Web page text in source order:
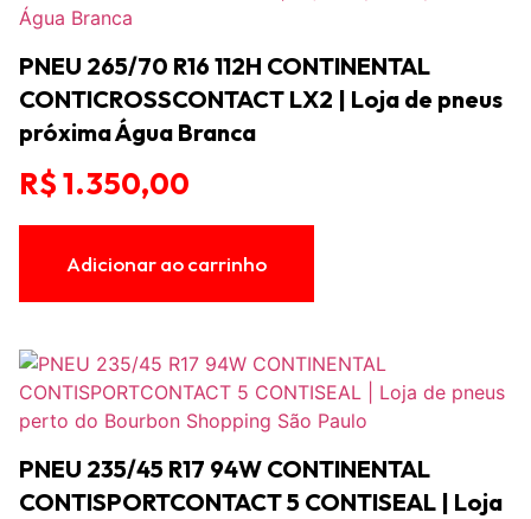
PNEU 265/70 R16 112H CONTINENTAL
CONTICROSSCONTACT LX2 | Loja de pneus
próxima Água Branca
R$1.350,00
Adicionar ao carrinho
PNEU 235/45 R17 94W CONTINENTAL
CONTISPORTCONTACT 5 CONTISEAL | Loja